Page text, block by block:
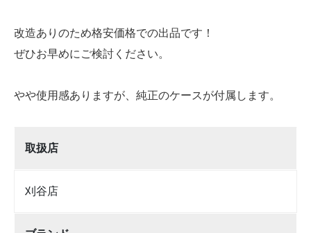
改造ありのため格安価格での出品です！
ぜひお早めにご検討ください。
やや使用感ありますが、純正のケースが付属します。
取扱店
刈谷店